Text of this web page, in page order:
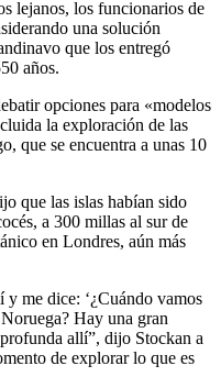
lejanos, los funcionarios de
una solución
que los entregó
años.
opciones para «modelos
la exploración de las
que se encuentra a unas 10
que las islas habían sido
a 300 millas al sur de
en Londres, aún más
me dice: ‘¿Cuándo vamos
Hay una gran
allí”, dijo Stockan a
de explorar lo que es